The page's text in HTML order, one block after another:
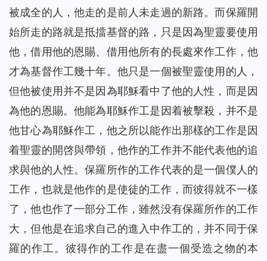
被成全的人，他走的是前人未走過的新路。而保羅開
始所走的路就是抵擋基督的路，只是因為聖靈要使用
他，借用他的恩賜、借用他所有的長處來作工作，他
才為基督作工幾十年。他只是一個被聖靈使用的人，
但他被使用并不是因為耶穌看中了他的人性，而是因
為他的恩賜。他能為耶穌作工是因着被擊殺，并不是
他甘心為耶穌作工，他之所以能作出那樣的工作是因
着聖靈的開啓與帶領，他作的工作并不能代表他的追
求與他的人性。保羅所作的工作代表的是一個僕人的
工作，也就是他作的是使徒的工作，而彼得就不一樣
了，他也作了一部分工作，雖然没有保羅所作的工作
大，但他是在追求自己的進入中作工的，并不同于保
羅的作工。彼得作的工作是在盡一個受造之物的本